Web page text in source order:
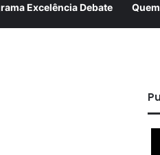
Excelência Debate